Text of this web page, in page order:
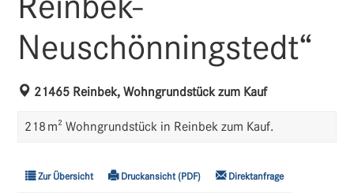
Neuschönningstedt“
21465 Reinbek, Wohngrundstück zum Kauf
218 m² Wohngrundstück in Reinbek zum Kauf.
Zur Übersicht Druckansicht (PDF) Direktanfrage